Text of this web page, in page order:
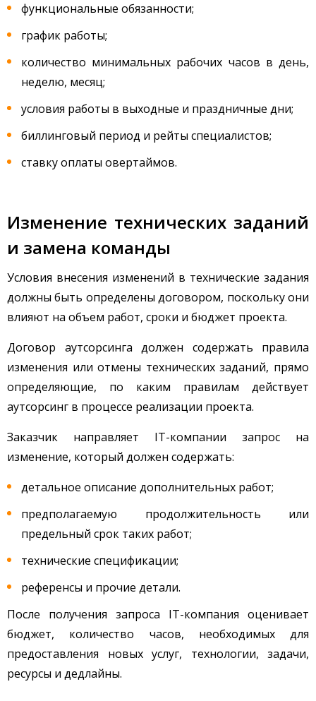
функциональные обязанности;
график работы;
количество минимальных рабочих часов в день,
неделю, месяц;
условия работы в выходные и праздничные дни;
биллинговый период и рейты специалистов;
ставку оплаты овертаймов.
Изменение технических заданий
и замена команды
Условия внесения изменений в технические задания
должны быть определены договором, поскольку они
влияют на объем работ, сроки и бюджет проекта.
Договор аутсорсинга должен содержать правила
изменения или отмены технических заданий, прямо
определяющие, по каким правилам действует
аутсорсинг в процессе реализации проекта.
Заказчик направляет IT-компании запрос на
изменение, который должен содержать:
детальное описание дополнительных работ;
предполагаемую продолжительность или
предельный срок таких работ;
технические спецификации;
референсы и прочие детали.
После получения запроса IT-компания оценивает
бюджет, количество часов, необходимых для
предоставления новых услуг, технологии, задачи,
ресурсы и дедлайны.